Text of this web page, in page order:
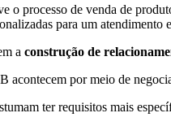
o processo de venda de
para um atendimento
a construção de
acontecem por meio de
ter requisitos mais